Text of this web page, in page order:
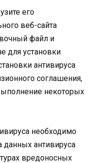
его
веб-сайта
файл и
для установки
антивируса
соглашения,
некоторых
необходимо
данных антивируса
вредоносных